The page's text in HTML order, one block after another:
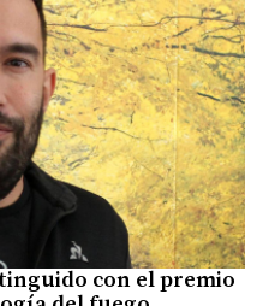
con el premio